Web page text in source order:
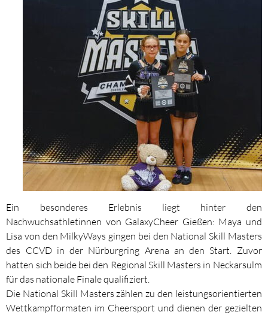
Ein besonderes Erlebnis liegt hinter den
Nachwuchsathletinnen von GalaxyCheer Gießen: Maya und
Lisa von den MilkyWays gingen bei den National Skill Masters
des CCVD in der Nürburgring Arena an den Start. Zuvor
hatten sich beide bei den Regional Skill Masters in Neckarsulm
für das nationale Finale qualifiziert.
Die National Skill Masters zählen zu den leistungsorientierten
Wettkampfformaten im Cheersport und dienen der gezielten